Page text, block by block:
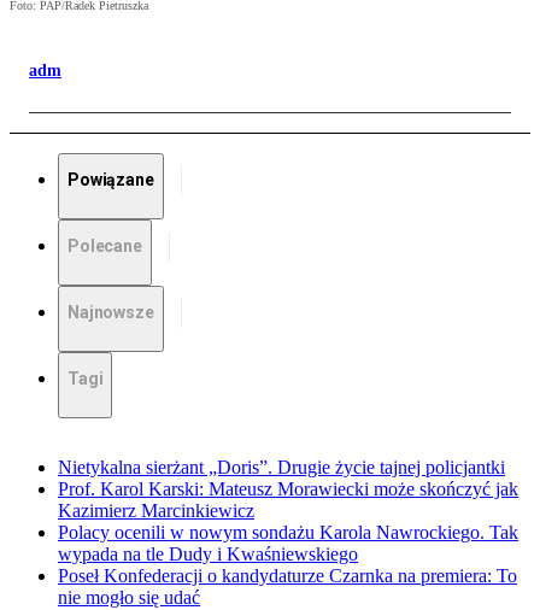
Foto: PAP/Radek Pietruszka
adm
Powiązane
Polecane
Najnowsze
Tagi
Nietykalna sierżant „Doris”. Drugie życie tajnej policjantki
Prof. Karol Karski: Mateusz Morawiecki może skończyć jak
Kazimierz Marcinkiewicz
Polacy ocenili w nowym sondażu Karola Nawrockiego. Tak
wypada na tle Dudy i Kwaśniewskiego
Poseł Konfederacji o kandydaturze Czarnka na premiera: To
nie mogło się udać